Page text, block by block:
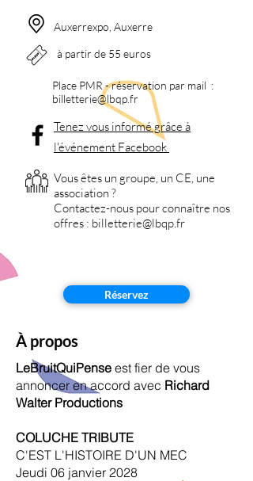
Auxerrexpo, Auxerre
à partir de 55 euros
Place PMR - réservation par mail :
billetterie@lbqp.fr
Tenez vous informé grâce à
l'événement Facebook
Vous êtes un groupe, un CE, une
association ?
Contactez-nous pourconnaître nos
offres : billetterie@lbqp.fr
Réservez
À propos
LeBruitQuiPense est fier de vous
annoncer en accord avec Richard
Walter Productions
COLUCHE TRIBUTE
C'EST L'HISTOIRE D'UN MEC
Jeudi 06 janvier 2028